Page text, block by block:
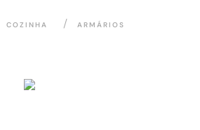
COZINHA ARMÁRIOS